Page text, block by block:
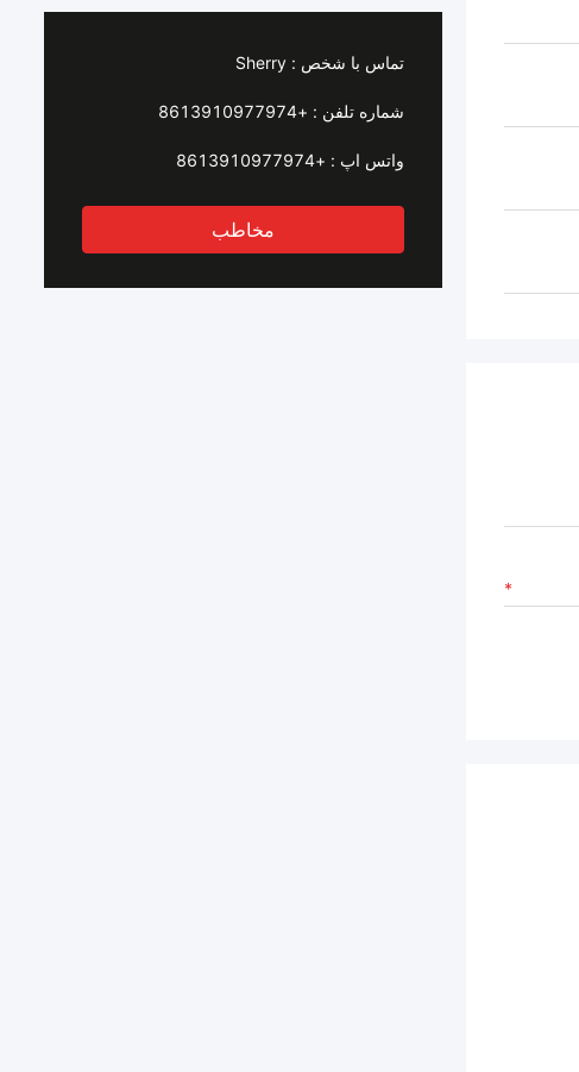
تماس با شخص : Sherry
شماره تلفن : +8613910977974
واتس اپ : +8613910977974
مخاطب